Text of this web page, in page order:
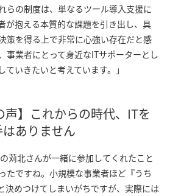
らの制度は、単なるツール導入支援に
が抱える本質的な課題を引き出し、具
策を得る上で非常に心強い存在だと感
事業者にとって身近なITサポーターとし
ていきたいと考えています。」
声】これからの時代、ITを
ありません
の苅北さんが一緒に参加してくれたこと
たですね。小規模な事業者ほど『うち
決めつけてしまいがちですが、実際には